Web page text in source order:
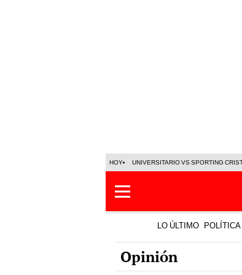
HOY UNIVERSITARIO VS SPORTING
LO ÚLTIMO POLÍTICA
Opinión